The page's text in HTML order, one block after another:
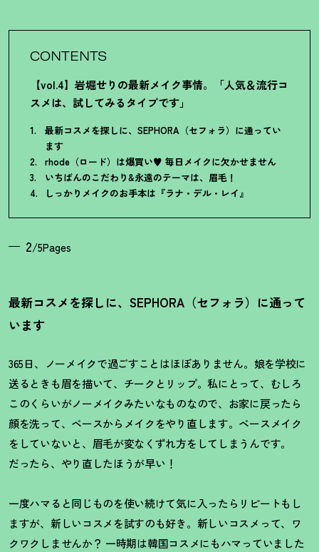
CONTENTS
【vol.4】岩堀せりの最新メイク事情。「人気＆流行コ
スメは、試してみるタイプです」
最新コスメを探しに、SEPHORA（セフォラ）に通ってい
ます
rhode（ロード）は爆買い♥ 毎日メイクに欠かせません
いちばんのこだわり&永遠のテーマは、眉毛！
しっかりメイクのお手本は『ラナ・デル・レイ』
2/5Pages
最新コスメを探しに、SEPHORA（セフォラ）に通って
います
365日、ノーメイクで過ごすことはほぼありません。娘を学校に
送るときも眉を描いて、チークとリップ。私にとって、むしろ
このくらいがノーメイクみたいなものなので、お家に戻ったら
顔を洗って、ベースからメイクをやり直します。ベースメイク
をしていないと、眉毛が変なくずれ方をしてしまうんです。
だったら、やり直したほうが早い ！
一度ハマると同じものを使い続けて気に入ったらリピートもし
ますが、新しいコスメを試すのも好き。新しいコスメって、ワ
クワクしませんか？ 一時期は韓国コスメにもハマっていました